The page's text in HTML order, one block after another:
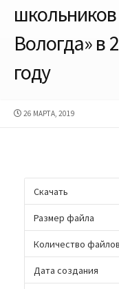
Вологда» в
году
ДАТА
26 МАРТА, 2019
Скачать
Размер файла
Количество файлов
Дата создания